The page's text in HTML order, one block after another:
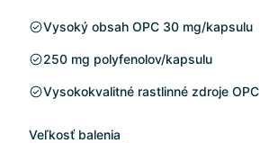
Vysoký obsah OPC 30 mg/kapsulu
250 mg polyfenolov/kapsulu
Vysokokvalitné rastlinné zdroje OPC
Veľkosť balenia